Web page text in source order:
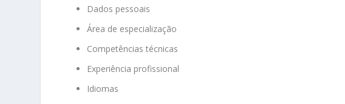
Dados pessoais
Área de especialização
Competências técnicas
Experiência profissional
Idiomas